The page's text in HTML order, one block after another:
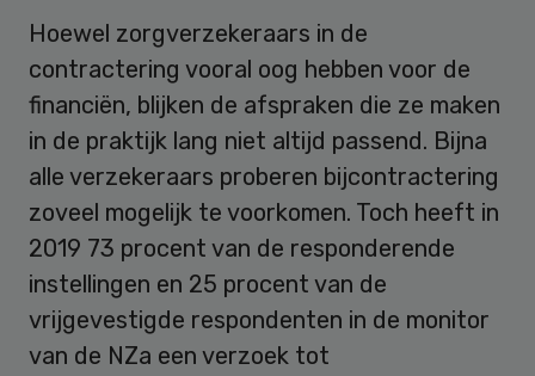
Hoewel zorgverzekeraars in de
contractering vooral oog hebben voor de
financiën, blijken de afspraken die ze maken
in de praktijk lang niet altijd passend. Bijna
alle verzekeraars proberen bijcontractering
zoveel mogelijk te voorkomen. Toch heeft in
2019 73 procent van de responderende
instellingen en 25 procent van de
vrijgevestigde respondenten in de monitor
van de NZa een verzoek tot